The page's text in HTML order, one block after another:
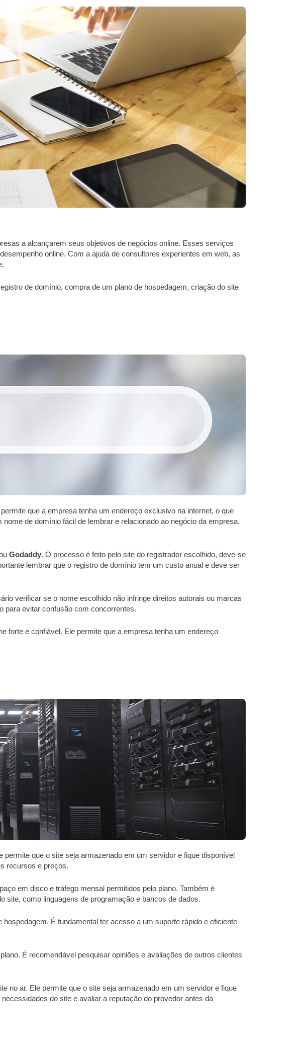
a alcançarem seus objetivos de negócios online. Esses serviços
online. Com a ajuda de consultores experientes em web, as
de domínio, compra de um plano de hospedagem, criação do site
que a empresa tenha um endereço exclusivo na internet, o que
de domínio fácil de lembrar e relacionado ao negócio da empresa.
Godaddy. O processo é feito pelo site do registrador escolhido, deve-se
lembrar que o registro de domínio tem um custo anual e deve ser
verificar se o nome escolhido não infringe direitos autorais ou marcas
para evitar confusão com concorrentes.
forte e confiável. Ele permite que a empresa tenha um endereço
permite que o site seja armazenado em um servidor e fique disponível
recursos e preços.
em disco e tráfego mensal permitidos pelo plano. Também é
site, como linguagens de programação e bancos de dados.
hospedagem. É fundamental ter acesso a um suporte rápido e eficiente
É recomendável pesquisar opiniões e avaliações de outros clientes
no ar. Ele permite que o site seja armazenado em um servidor e fique
do site e avaliar a reputação do provedor antes da